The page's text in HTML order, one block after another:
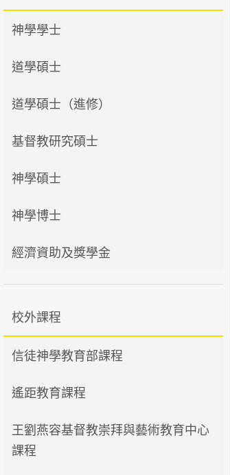
神學學士
道學碩士
道學碩士（進修）
基督教研究碩士
神學碩士
神學博士
經濟資助及獎學金
校外課程
信徒神學教育部課程
遙距教育課程
王劉燕容基督教崇拜與藝術教育中心
課程